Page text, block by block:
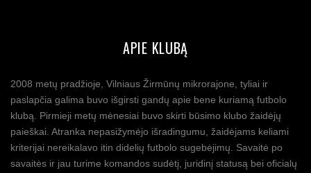
APIE KLUBĄ
2008 metų pradžioje, Vilniaus Žirmūnų mikrorajone, tyliai ir
paslapčia galima buvo išgirsti gandų apie bene kuriamą futbolo
klubą. Pirmieji metų mėnesiai buvo skirti būsimo klubo žaidėjų
paieškai. Atranka nepasižymėjo išradingumu, žaidėjams keliami
kriterijai nereikalavo itin didelių futbolo sugebėjimų. Savaitė po
savaitės ir jau turime komandos sudėtį, juridinį statusą bei oficialų